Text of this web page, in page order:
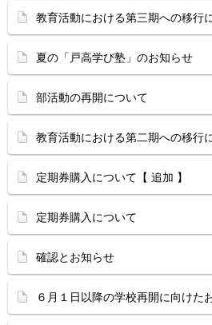
教育活動における第三期への移行
夏の「戸高学び塾」のお知らせ
部活動の再開について
教育活動における第二期への移行
定期券購入について【 追加 】
定期券購入について
確認とお知らせ
６月１日以降の学校再開に向けた